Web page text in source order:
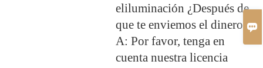

eliluminación ¿Después de
que te enviemos el dinero?
A: Por favor, tenga en
cuenta nuestra licencia